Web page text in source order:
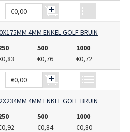
€0,00
4MM ENKEL GOLF BRUIN
500
1000
€0,76 €0,72
€0,00
4MM ENKEL GOLF BRUIN
500
1000
€0,84 €0,80